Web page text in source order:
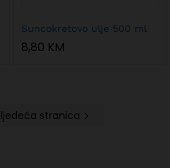
Suncokretovo ulje 500 ml
8,80 KM
stranica